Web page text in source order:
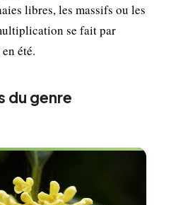
libres, les massifs ou les
se fait par
été.
du genre